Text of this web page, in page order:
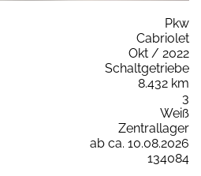
Pkw
Cabriolet
Okt / 2022
Schaltgetriebe
8.432 km
3
Weiß
Zentrallager
ab ca. 10.08.2026
134084